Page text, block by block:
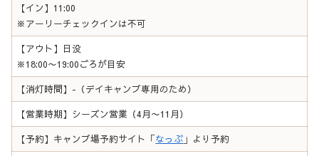
【イン】11:00
※アーリーチェックインは不可
【アウト】日没
※18:00〜19:00ごろが目安
【消灯時間】-（デイキャンプ専用のため）
【営業時期】シーズン営業（4月〜11月）
【予約】キャンプ場予約サイト「なっぷ 」より予約